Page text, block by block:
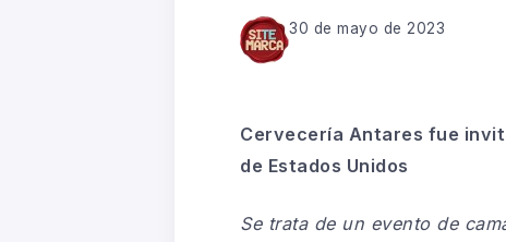
30 de mayo de 2023
Cervecería Antares fue
de Estados Unidos
Se trata de un evento de